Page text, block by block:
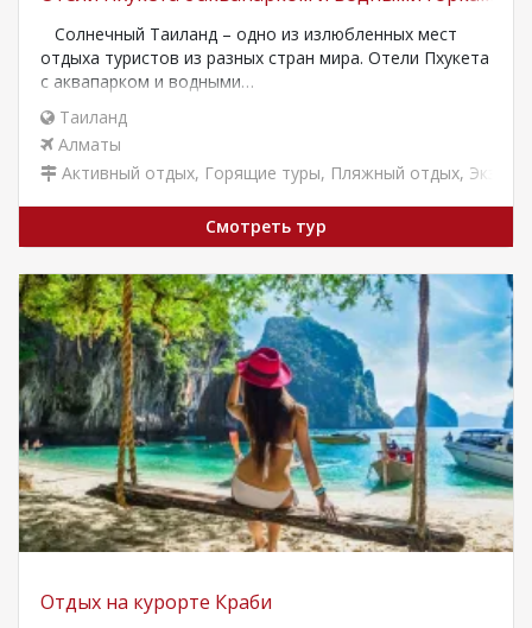
Солнечный Таиланд – одно из излюбленных мест
отдыха туристов из разных стран мира. Отели Пхукета
с аквапарком и водными…
Таиланд
Алматы
Активный отдых, Горящие туры, Пляжный отдых,
Смотреть тур
Отдых на курорте Краби